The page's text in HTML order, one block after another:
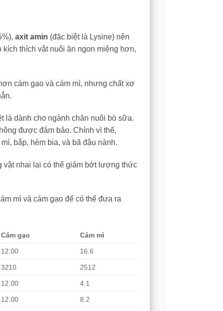
axit amin (đặc biệt là Lysine) nên
kích thích vật nuôi ăn ngon miệng hơn,
cám gạo và cám mì, nhưng chất xơ
là dành cho ngành chăn nuôi bò sữa.
được đảm bảo. Chính vì thế,
bắp, hèm bia, và bã đậu nành.
vật nhai lại có thể giảm bớt lượng thức
mì và cám gạo để có thể đưa ra
Cám gạo Cám mì
12.00 16.6
3210 2512
12.00 4.1
12.00 8.2